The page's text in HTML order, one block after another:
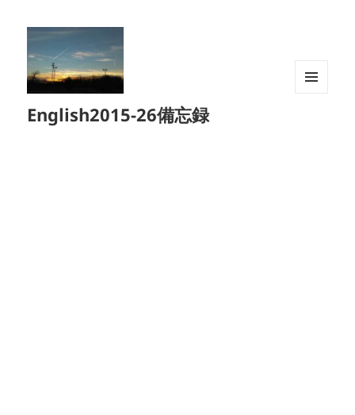
English2015-26備忘録